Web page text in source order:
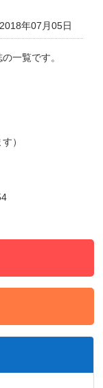
2018年07月05日
一覧です。
）